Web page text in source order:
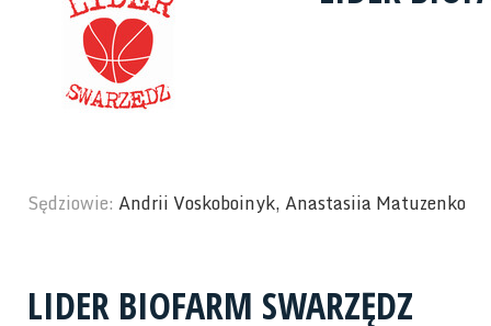
Sędziowie: Andrii Voskoboinyk, Anastasiia Matuzenko
LIDER BIOFARM SWARZĘDZ